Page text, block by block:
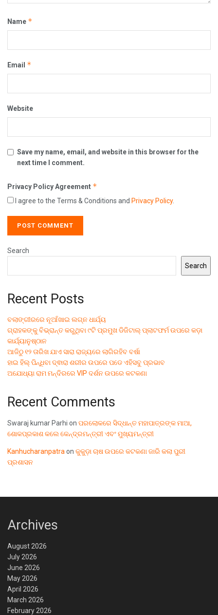
Name *
Email *
Website
Save my name, email, and website in this browser for the
next time I comment.
Privacy Policy Agreement *
I agree to the Terms & Conditions and Privacy Policy.
Search
Search
Recent Posts
ବଲାଙ୍ଗୀରରେ ନୂଆଁଖାଇ ଲଗ୍ନ ଧାର୍ଯ୍ୟ
ଗ୍ରାହକଙ୍କୁ ବିଭ୍ରାନ୍ତ କରୁଥିବା ୯ଟି ପ୍ରମୁଖ ଡିଜିଟାଲ୍ ପ୍ଲାଟଫର୍ମ ଉପରେ କଡ଼ା
କାର୍ଯ୍ୟାନୁଷ୍ଠାନ
ଆଜିଠୁ ୧୨ ତାରିଖ ଯାଏ ସାରା ରାଜ୍ୟରେ ଲାଗିରହିବ ବର୍ଷା
ହାଇ ହିଲ୍ ପିନ୍ଧିବା ଦ୍ଵାରା ଶରୀର ଉପରେ ପଡେ ଏହିସବୁ ପ୍ରଭାବ
ଅଯୋଧ୍ୟା ରାମ ମନ୍ଦିରରେ VIP ଦର୍ଶନ ଉପରେ କଟକଣା
Recent Comments
Swaraj kumar Parhi on ପରଲୋକରେ ସିଦ୍ଧାନ୍ତ ମହାପାତ୍ରଙ୍କ ମାଆ,
ଶୋକପ୍ରକାଶ କଲେ କେନ୍ଦ୍ରମନ୍ତ୍ରୀ ଏବଂ ମୁଖ୍ୟମନ୍ତ୍ରୀ
Kanhucharanpatra on କୁକୁଡ଼ା ଚାଷ ଉପରେ କଟକଣା ଜାରି କଲା ପୁରୀ
ପ୍ରଶାସନ
Archives
August 2026
July 2026
June 2026
May 2026
April 2026
March 2026
February 2026